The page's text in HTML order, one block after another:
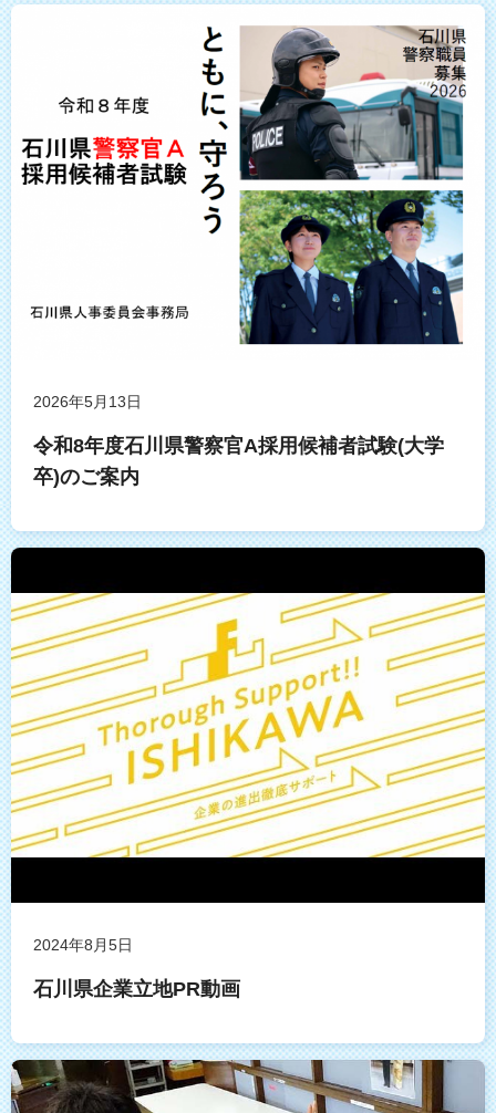
2026年5月13日
令和8年度石川県警察官A採用候補者試験(大学
卒)のご案内
2024年8月5日
石川県企業立地PR動画